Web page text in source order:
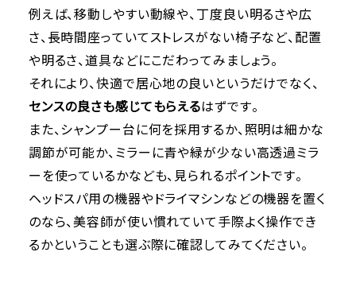
例えば、移動しやすい動線や、丁度良い明るさや広
さ、長時間座っていてストレスがない椅子など、配置
や明るさ、道具などにこだわってみましょう。
それにより、快適で居心地の良いというだけでなく、
センスの良さも感じてもらえるはずです。
また、シャンプー台に何を採用するか、照明は細かな
調節が可能か、ミラーに青や緑が少ない高透過ミラ
ーを使っているかなども、見られるポイントです。
ヘッドスパ用の機器やドライマシンなどの機器を置く
のなら、美容師が使い慣れていて手際よく操作でき
るかということも選ぶ際に確認してみてください。